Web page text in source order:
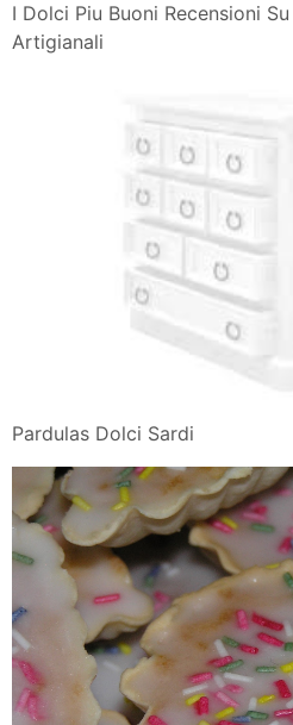
I Dolci Piu Buoni Recensioni
Artigianali
Pardulas Dolci Sardi